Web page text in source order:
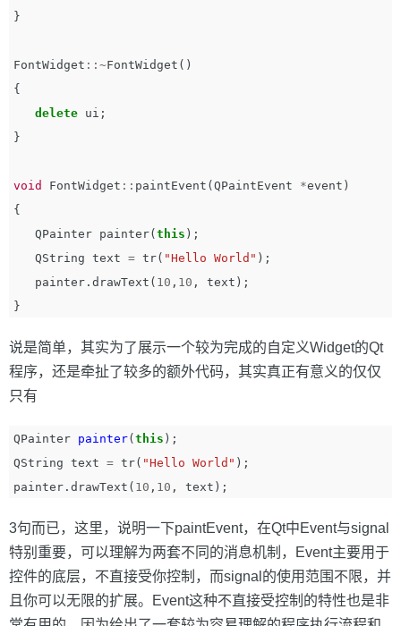
}
FontWidget ::~FontWidget ()
{
delete ui ;
}
void FontWidget :: paintEvent ( QPaintEvent *event )
{
QPainter painter( this );
QString text = tr( "Hello World" );
painter . drawText ( 10 , 10 , text );
}
说是简单，其实为了展示一个较为完成的自定义Widget的Qt
程序，还是牵扯了较多的额外代码，其实真正有意义的仅仅
只有
QPainter painter( this );
QString text = tr( "Hello World" );
painter . drawText ( 10 , 10 , text );
3句而已，这里，说明一下paintEvent，在Qt中Event与signal
特别重要，可以理解为两套不同的消息机制，Event主要用于
控件的底层，不直接受你控制，而signal的使用范围不限，并
且你可以无限的扩展。Event这种不直接受控制的特性也是非